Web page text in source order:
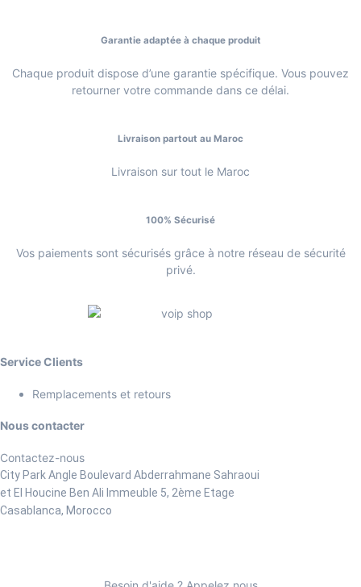
Garantie adaptée à chaque produit
Chaque produit dispose d’une garantie spécifique. Vous pouvez
retourner votre commande dans ce délai.
Livraison partout au Maroc
Livraison sur tout le Maroc
100% Sécurisé
Vos paiements sont sécurisés grâce à notre réseau de sécurité
privé.
Service Clients
Remplacements et retours
Nous contacter
Contactez-nous
City Park Angle Boulevard Abderrahmane Sahraoui
et El Houcine Ben Ali Immeuble 5, 2ème Etage
Casablanca, Morocco